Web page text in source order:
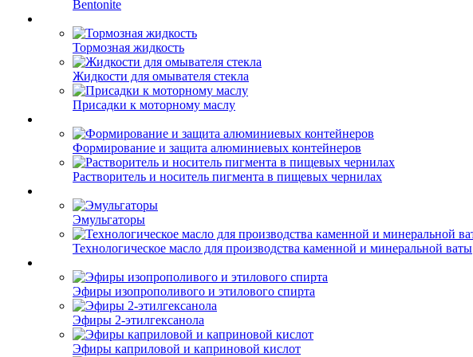
Bentonite
Тормозная жидкость
Жидкости для омывателя стекла
Присадки к моторному маслу
Формирование и защита алюминиевых контейнеров
Растворитель и носитель пигмента в пищевых чернилах
Эмульгаторы
Технологическое масло для производства каменной и минеральной ваты
Эфиры изопрополивого и этилового спирта
Эфиры 2-этилгексанола
Эфиры каприловой и каприновой кислот